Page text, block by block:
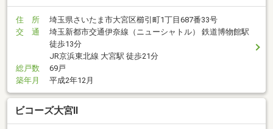
住 所
埼玉県さいたま市大宮区櫛引町1丁目687番33号
交 通
埼玉新都市交通伊奈線（ニューシャトル） 鉄道博物館駅
徒歩13分
JR京浜東北線 大宮駅 徒歩21分
総戸数
69戸
築年月
平成2年12月
ビコーズ大宮II